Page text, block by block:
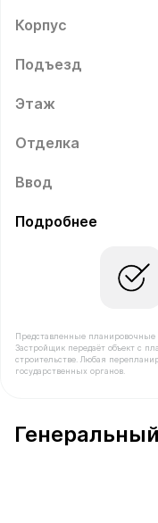
Корпус
Подъезд
Этаж
Отделка
Ввод
Подробнее
Представленные
Застройщик передаёт объект с
строительстве. Любая
государственных органов.